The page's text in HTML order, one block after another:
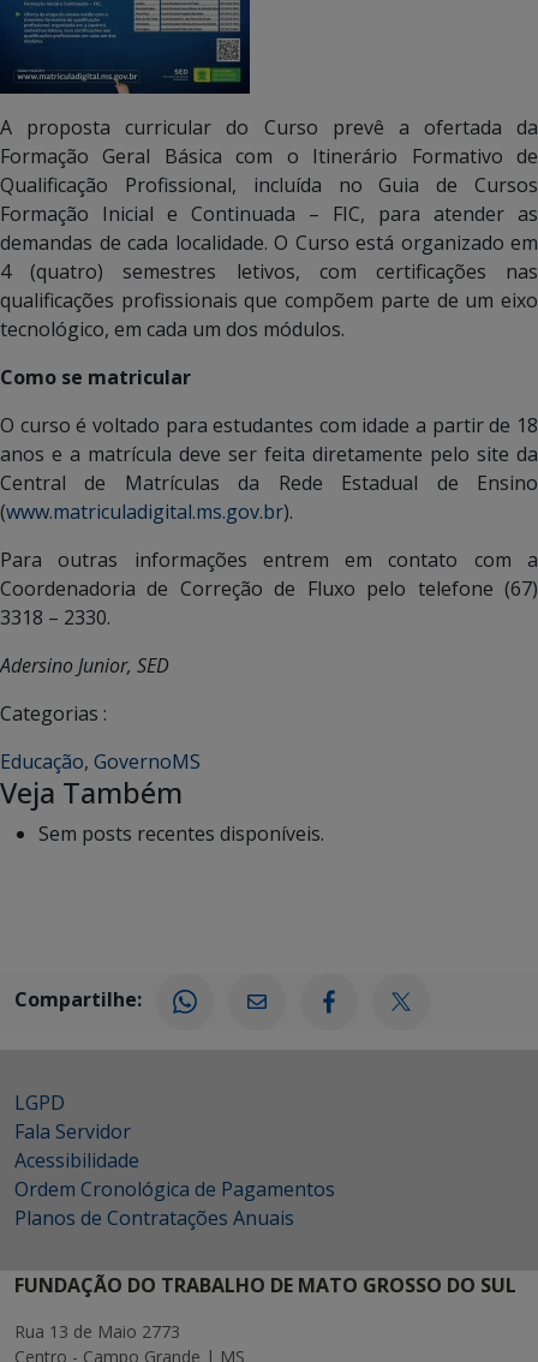
A proposta curricular do Curso prevê a ofertada da
Formação Geral Básica com o Itinerário Formativo de
Qualificação Profissional, incluída no Guia de Cursos
Formação Inicial e Continuada – FIC, para atender as
demandas de cada localidade. O Curso está organizado em
4 (quatro) semestres letivos, com certificações nas
qualificações profissionais que compõem parte de um eixo
tecnológico, em cada um dos módulos.
Como se matricular
O curso é voltado para estudantes com idade a partir de 18
anos e a matrícula deve ser feita diretamente pelo site da
Central de Matrículas da Rede Estadual de Ensino
(www.matriculadigital.ms.gov.br).
Para outras informações entrem em contato com a
Coordenadoria de Correção de Fluxo pelo telefone (67)
3318 – 2330.
Adersino Junior, SED
Categorias :
Educação, GovernoMS
Veja Também
Sem posts recentes disponíveis.
Compartilhe:
LGPD
Fala Servidor
Acessibilidade
Ordem Cronológica de Pagamentos
Planos de Contratações Anuais
FUNDAÇÃO DO TRABALHO DE MATO GROSSO DO SUL
Rua 13 de Maio 2773
Centro - Campo Grande | MS